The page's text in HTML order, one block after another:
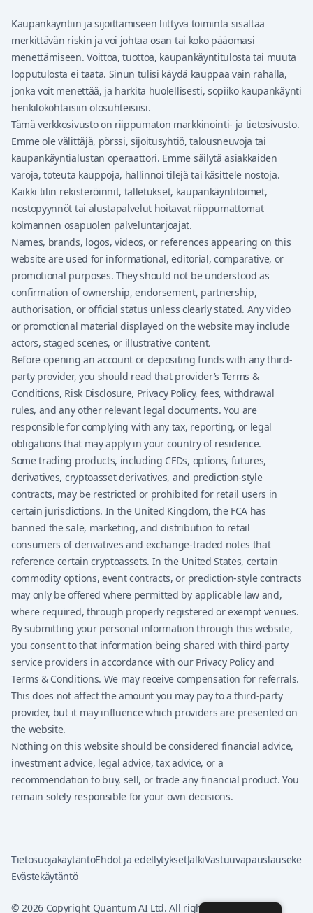
Kaupankäyntiin ja sijoittamiseen liittyvä toiminta sisältää
merkittävän riskin ja voi johtaa osan tai koko pääomasi
menettämiseen. Voittoa, tuottoa, kaupankäyntitulosta tai muuta
lopputulosta ei taata. Sinun tulisi käydä kauppaa vain rahalla,
jonka voit menettää, ja harkita huolellisesti, sopiiko kaupankäynti
henkilökohtaisiin olosuhteisiisi.
Tämä verkkosivusto on riippumaton markkinointi- ja tietosivusto.
Emme ole välittäjä, pörssi, sijoitusyhtiö, talousneuvoja tai
kaupankäyntialustan operaattori. Emme säilytä asiakkaiden
varoja, toteuta kauppoja, hallinnoi tilejä tai käsittele nostoja.
Kaikki tilin rekisteröinnit, talletukset, kaupankäyntitoimet,
nostopyynnöt tai alustapalvelut hoitavat riippumattomat
kolmannen osapuolen palveluntarjoajat.
Names, brands, logos, videos, or references appearing on this
website are used for informational, editorial, comparative, or
promotional purposes. They should not be understood as
confirmation of ownership, endorsement, partnership,
authorisation, or official status unless clearly stated. Any video
or promotional material displayed on the website may include
actors, staged scenes, or illustrative content.
Before opening an account or depositing funds with any third-
party provider, you should read that provider’s Terms &
Conditions, Risk Disclosure, Privacy Policy, fees, withdrawal
rules, and any other relevant legal documents. You are
responsible for complying with any tax, reporting, or legal
obligations that may apply in your country of residence.
Some trading products, including CFDs, options, futures,
derivatives, cryptoasset derivatives, and prediction-style
contracts, may be restricted or prohibited for retail users in
certain jurisdictions. In the United Kingdom, the FCA has
banned the sale, marketing, and distribution to retail
consumers of derivatives and exchange-traded notes that
reference certain cryptoassets. In the United States, certain
commodity options, event contracts, or prediction-style contracts
may only be offered where permitted by applicable law and,
where required, through properly registered or exempt venues.
By submitting your personal information through this website,
you consent to that information being shared with third-party
service providers in accordance with our Privacy Policy and
Terms & Conditions. We may receive compensation for referrals.
This does not affect the amount you may pay to a third-party
provider, but it may influence which providers are presented on
the website.
Nothing on this website should be considered financial advice,
investment advice, legal advice, tax advice, or a
recommendation to buy, sell, or trade any financial product. You
remain solely responsible for your own decisions.
TietosuojakäytäntöEhdot ja edellytyksetJälkiVastuuvapauslauseke
Evästekäytäntö
©2026 Copyright Quantum AI Ltd. All rights reserved.